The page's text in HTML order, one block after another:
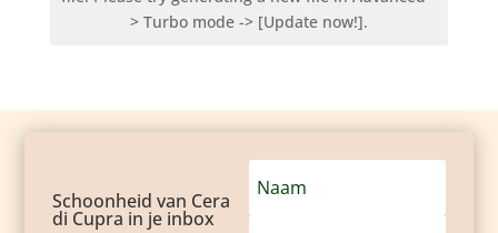
> Turbo mode -> [Update now!].
Schoonheid van Cera
di Cupra in je inbox